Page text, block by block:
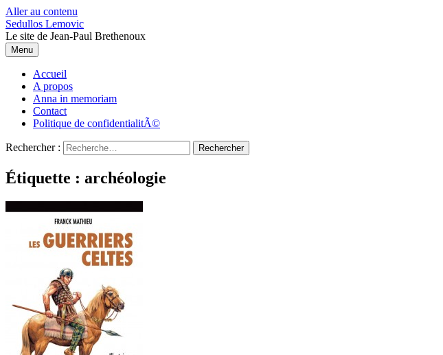
Aller au contenu
Sedullos Lemovic
Le site de Jean-Paul Brethenoux
Menu
Accueil
A propos
Anna in memoriam
Contact
Politique de confidentialitÃ©
Rechercher :
Étiquette : archéologie